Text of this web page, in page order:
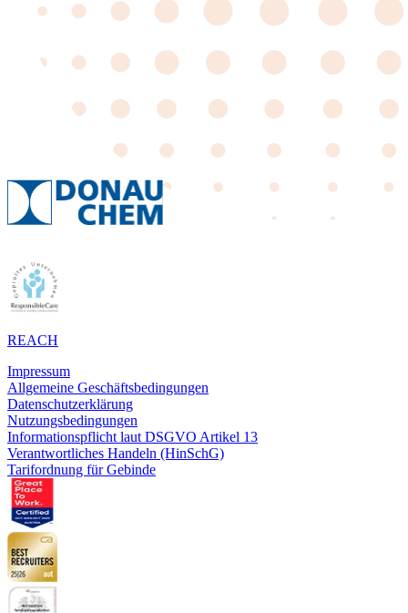
REACH
Impressum
Allgemeine Geschäftsbedingungen
Datenschutzerklärung
Nutzungsbedingungen
Informationspflicht laut DSGVO Artikel 13
Verantwortliches Handeln (HinSchG)
Tarifordnung für Gebinde